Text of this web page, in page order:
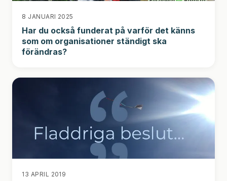
8 JANUARI 2025
Har du också funderat på varför det känns
som om organisationer ständigt ska
förändras?
13 APRIL 2019